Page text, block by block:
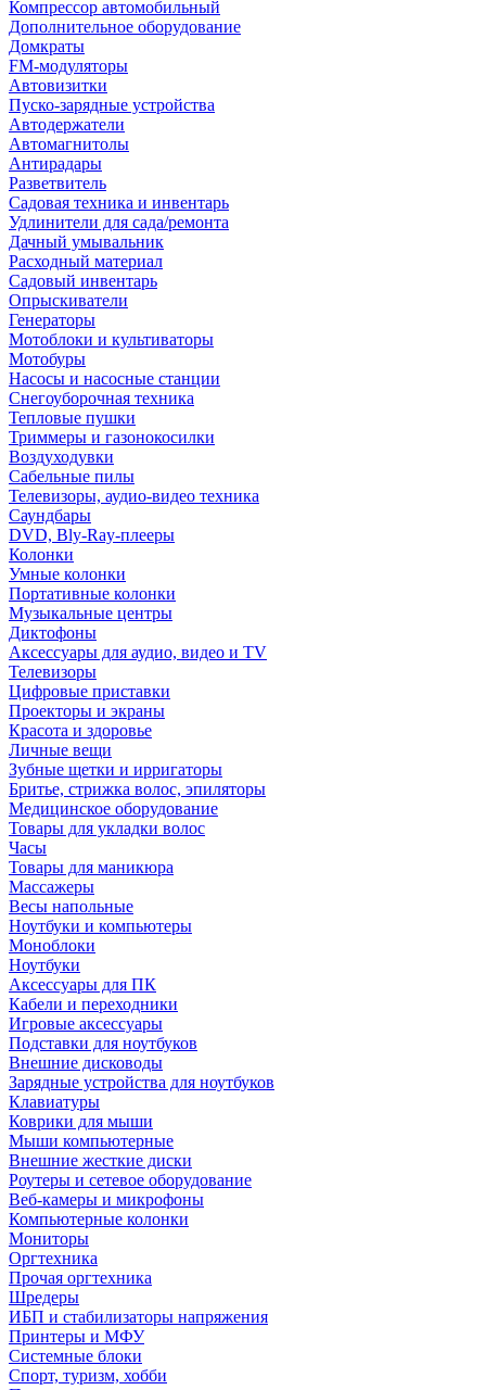
Компрессор автомобильный
Дополнительное оборудование
Домкраты
FM-модуляторы
Автовизитки
Пуско-зарядные устройства
Автодержатели
Автомагнитолы
Антирадары
Разветвитель
Садовая техника и инвентарь
Удлинители для сада/ремонта
Дачный умывальник
Расходный материал
Садовый инвентарь
Опрыскиватели
Генераторы
Мотоблоки и культиваторы
Мотобуры
Насосы и насосные станции
Снегоуборочная техника
Тепловые пушки
Триммеры и газонокосилки
Воздуходувки
Сабельные пилы
Телевизоры, аудио-видео техника
Саундбары
DVD, Bly-Ray-плееры
Колонки
Умные колонки
Портативные колонки
Музыкальные центры
Диктофоны
Аксессуары для аудио, видео и TV
Телевизоры
Цифровые приставки
Проекторы и экраны
Красота и здоровье
Личные вещи
Зубные щетки и ирригаторы
Бритье, стрижка волос, эпиляторы
Медицинское оборудование
Товары для укладки волос
Часы
Товары для маникюра
Массажеры
Весы напольные
Ноутбуки и компьютеры
Моноблоки
Ноутбуки
Аксессуары для ПК
Кабели и переходники
Игровые аксессуары
Подставки для ноутбуков
Внешние дисководы
Зарядные устройства для ноутбуков
Клавиатуры
Коврики для мыши
Мыши компьютерные
Внешние жесткие диски
Роутеры и сетевое оборудование
Веб-камеры и микрофоны
Компьютерные колонки
Мониторы
Оргтехника
Прочая оргтехника
Шредеры
ИБП и стабилизаторы напряжения
Принтеры и МФУ
Системные блоки
Спорт, туризм, хобби